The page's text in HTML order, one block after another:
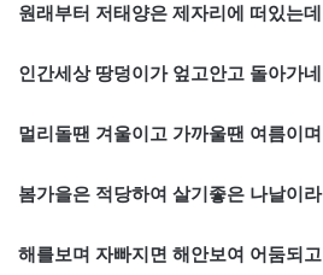
원래부터 저태양은 제자리에 떠있는데
인간세상 땅덩이가 엎고안고 돌아가네
멀리돌땐 겨울이고 가까울땐 여름이며
봄가을은 적당하여 살기좋은 나날이라
해를보며 자빠지면 해안보여 어둠되고